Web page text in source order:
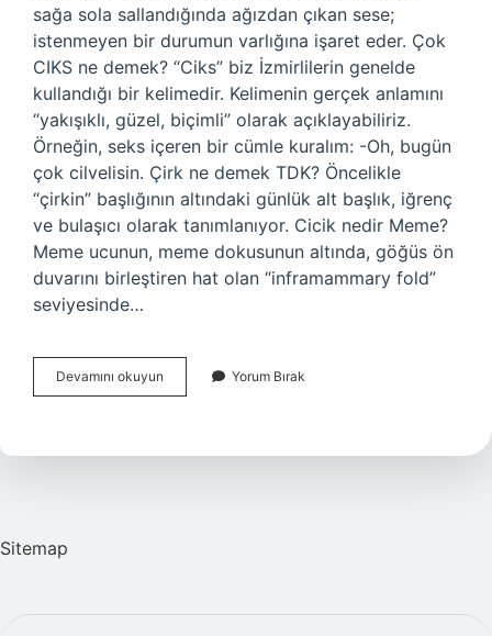
sağa sola sallandığında ağızdan çıkan sese;
istenmeyen bir durumun varlığına işaret eder. Çok
CIKS ne demek? “Ciks” biz İzmirlilerin genelde
kullandığı bir kelimedir. Kelimenin gerçek anlamını
“yakışıklı, güzel, biçimli” olarak açıklayabiliriz.
Örneğin, seks içeren bir cümle kuralım: -Oh, bugün
çok cilvelisin. Çirk ne demek TDK? Öncelikle
“çirkin” başlığının altındaki günlük alt başlık, iğrenç
ve bulaşıcı olarak tanımlanıyor. Cicik nedir Meme?
Meme ucunun, meme dokusunun altında, göğüs ön
duvarını birleştiren hat olan “inframammary fold”
seviyesinde…
Devamını okuyun
Ne
Yorum Bırak
Sitemap